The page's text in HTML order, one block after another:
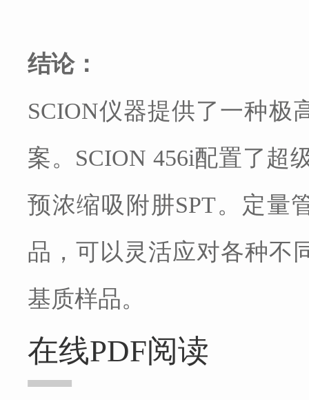
结论：
SCION仪器提供了一种极
案。SCION 456i配置了超
预浓缩吸附肼SPT。定量
品，可以灵活应对各种不
基质样品。
在线PDF阅读